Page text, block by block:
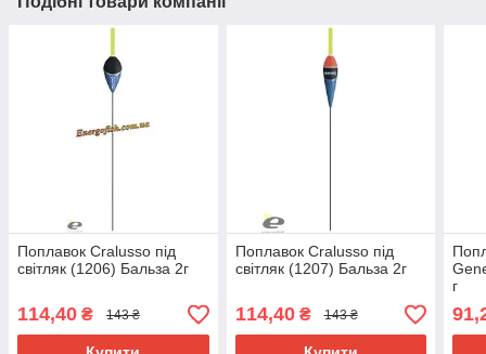
Поплавок Cralusso під
світляк (1206) Бальза 2г
114,40 ₴ 143 ₴
Поплавок Cralusso під
світляк (1207) Бальза 2г
114,40₴ 143 ₴
г